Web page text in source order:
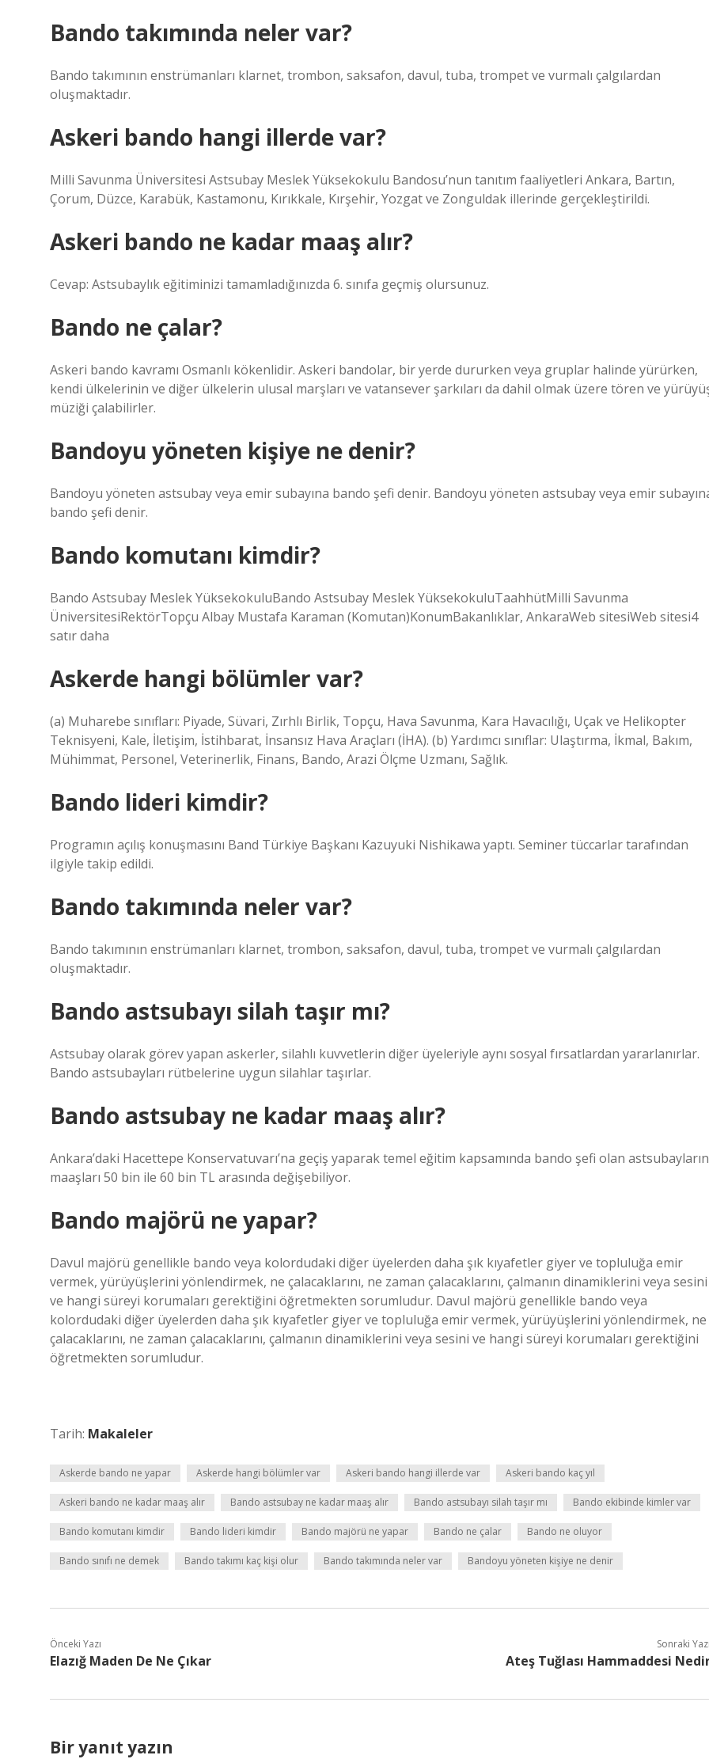
Bando takımında neler var?
Bando takımının enstrümanları klarnet, trombon, saksafon, davul, tuba, trompet ve vurmalı çalgılardan
oluşmaktadır.
Askeri bando hangi illerde var?
Milli Savunma Üniversitesi Astsubay Meslek Yüksekokulu Bandosu’nun tanıtım faaliyetleri Ankara, Bartın,
Çorum, Düzce, Karabük, Kastamonu, Kırıkkale, Kırşehir, Yozgat ve Zonguldak illerinde gerçekleştirildi.
Askeri bando ne kadar maaş alır?
Cevap: Astsubaylık eğitiminizi tamamladığınızda 6. sınıfa geçmiş olursunuz.
Bando ne çalar?
Askeri bando kavramı Osmanlı kökenlidir. Askeri bandolar, bir yerde dururken veya gruplar halinde yürürken,
kendi ülkelerinin ve diğer ülkelerin ulusal marşları ve vatansever şarkıları da dahil olmak üzere tören ve
müziği çalabilirler.
Bandoyu yöneten kişiye ne denir?
Bandoyu yöneten astsubay veya emir subayına bando şefi denir. Bandoyu yöneten astsubay veya emir
bando şefi denir.
Bando komutanı kimdir?
Bando Astsubay Meslek YüksekokuluBando Astsubay Meslek YüksekokuluTaahhütMilli Savunma
ÜniversitesiRektörTopçu Albay Mustafa Karaman (Komutan)KonumBakanlıklar, AnkaraWeb sitesiWeb sitesi4
satır daha
Askerde hangi bölümler var?
(a) Muharebe sınıfları: Piyade, Süvari, Zırhlı Birlik, Topçu, Hava Savunma, Kara Havacılığı, Uçak ve Helikopter
Teknisyeni, Kale, İletişim, İstihbarat, İnsansız Hava Araçları (İHA). (b) Yardımcı sınıflar: Ulaştırma, İkmal, Bakım,
Mühimmat, Personel, Veterinerlik, Finans, Bando, Arazi Ölçme Uzmanı, Sağlık.
Bando lideri kimdir?
Programın açılış konuşmasını Band Türkiye Başkanı Kazuyuki Nishikawa yaptı. Seminer tüccarlar tarafından
ilgiyle takip edildi.
Bando takımında neler var?
Bando takımının enstrümanları klarnet, trombon, saksafon, davul, tuba, trompet ve vurmalı çalgılardan
oluşmaktadır.
Bando astsubayı silah taşır mı?
Astsubay olarak görev yapan askerler, silahlı kuvvetlerin diğer üyeleriyle aynı sosyal fırsatlardan yararlanırlar.
Bando astsubayları rütbelerine uygun silahlar taşırlar.
Bando astsubay ne kadar maaş alır?
Ankara’daki Hacettepe Konservatuvarı’na geçiş yaparak temel eğitim kapsamında bando şefi olan astsubayların
maaşları 50 bin ile 60 bin TL arasında değişebiliyor.
Bando majörü ne yapar?
Davul majörü genellikle bando veya kolordudaki diğer üyelerden daha şık kıyafetler giyer ve topluluğa emir
vermek, yürüyüşlerini yönlendirmek, ne çalacaklarını, ne zaman çalacaklarını, çalmanın dinamiklerini veya sesini
ve hangi süreyi korumaları gerektiğini öğretmekten sorumludur. Davul majörü genellikle bando veya
kolordudaki diğer üyelerden daha şık kıyafetler giyer ve topluluğa emir vermek, yürüyüşlerini yönlendirmek, ne
çalacaklarını, ne zaman çalacaklarını, çalmanın dinamiklerini veya sesini ve hangi süreyi korumaları gerektiğini
öğretmekten sorumludur.
Tarih: Makaleler
Askerde bando ne yapar Askerde hangi bölümler var Askeri bando hangi illerde var Askeri bando kaç yıl
Askeri bando ne kadar maaş alır Bando astsubay ne kadar maaş alır Bando astsubayı silah taşır mı Bando ekibinde kimler var
Bando komutanı kimdir Bando lideri kimdir Bando majörü ne yapar Bando ne çalar Bando ne oluyor
Bando sınıfı ne demek Bando takımı kaç kişi olur Bando takımında neler var Bandoyu yöneten kişiye ne denir
Önceki Yazı
Elazığ Maden De Ne Çıkar
Sonraki
Ateş Tuğlası Hammaddesi
Bir yanıt yazın